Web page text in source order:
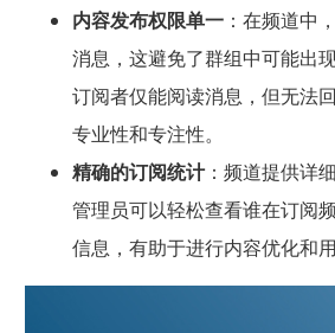
内容发布权限单一：在频道中
消息，这避免了群组中可能出
订阅者仅能阅读消息，但无法
专业性和专注性。
精确的订阅统计：频道提供详
管理员可以轻松查看谁在订阅
信息，有助于进行内容优化和用